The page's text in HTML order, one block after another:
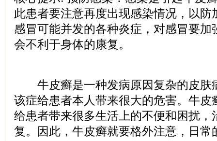
此患者要注意再度出现感染情况，以防
感冒可能并发的各种炎症，对感冒要加
会不利于身体的康复。
牛皮癣是一种发病原因复杂的皮肤
该症给患者本人带来很大的危害。牛皮
给患者带来很多生活上的不便和困扰，
复。因此，牛皮癣就要格外注意，日常